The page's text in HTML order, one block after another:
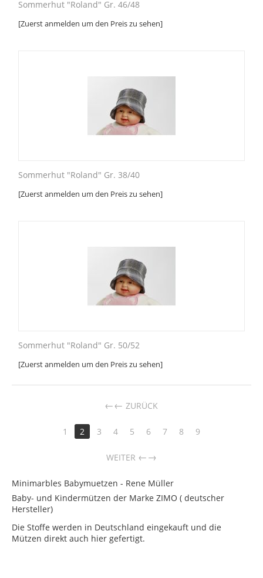
Sommerhut "Roland" Gr. 46/48
[Zuerst anmelden um den Preis zu sehen]
Sommerhut "Roland" Gr. 38/40
[Zuerst anmelden um den Preis zu sehen]
Sommerhut "Roland" Gr. 50/52
[Zuerst anmelden um den Preis zu sehen]
← ZURÜCK
1 2 3 4 5 6 7 8 9
WEITER →
Minimarbles Babymuetzen - Rene Müller
Baby- und Kindermützen der Marke ZIMO ( deutscher
Hersteller)
Die Stoffe werden in Deutschland eingekauft und die
Mützen direkt auch hier gefertigt.